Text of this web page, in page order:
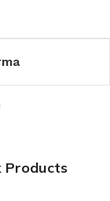
Products